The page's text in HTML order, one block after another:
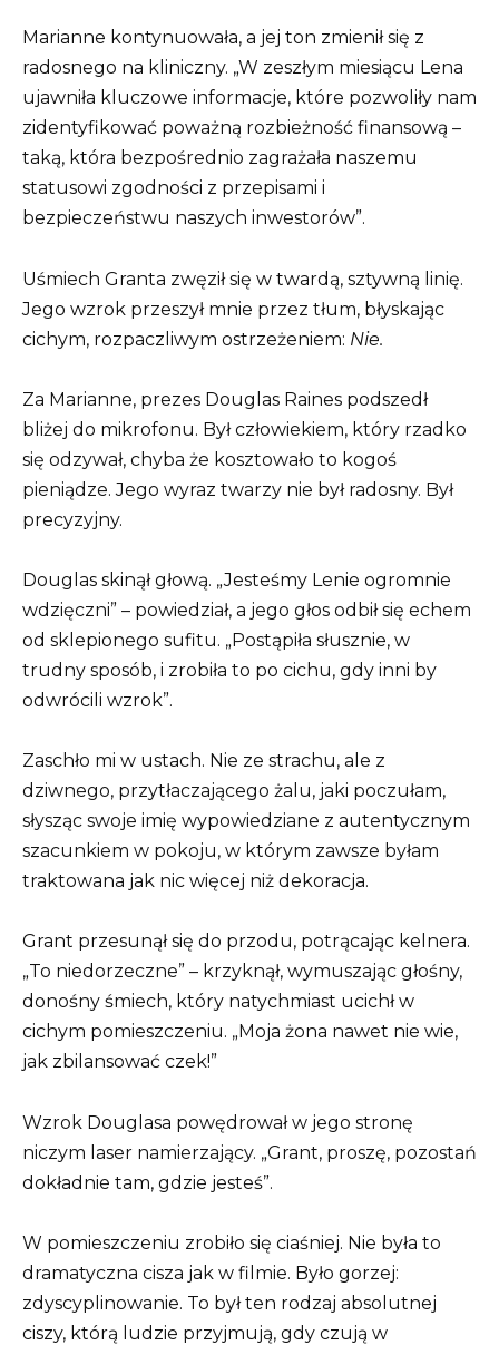
Marianne kontynuowała, a jej ton zmienił się z
radosnego na kliniczny. „W zeszłym miesiącu Lena
ujawniła kluczowe informacje, które pozwoliły nam
zidentyfikować poważną rozbieżność finansową –
taką, która bezpośrednio zagrażała naszemu
statusowi zgodności z przepisami i
bezpieczeństwu naszych inwestorów”.
Uśmiech Granta zwęził się w twardą, sztywną linię.
Jego wzrok przeszył mnie przez tłum, błyskając
cichym, rozpaczliwym ostrzeżeniem: Nie.
Za Marianne, prezes Douglas Raines podszedł
bliżej do mikrofonu. Był człowiekiem, który rzadko
się odzywał, chyba że kosztowało to kogoś
pieniądze. Jego wyraz twarzy nie był radosny. Był
precyzyjny.
Douglas skinął głową. „Jesteśmy Lenie ogromnie
wdzięczni” – powiedział, a jego głos odbił się echem
od sklepionego sufitu. „Postąpiła słusznie, w
trudny sposób, i zrobiła to po cichu, gdy inni by
odwrócili wzrok”.
Zaschło mi w ustach. Nie ze strachu, ale z
dziwnego, przytłaczającego żalu, jaki poczułam,
słysząc swoje imię wypowiedziane z autentycznym
szacunkiem w pokoju, w którym zawsze byłam
traktowana jak nic więcej niż dekoracja.
Grant przesunął się do przodu, potrącając kelnera.
„To niedorzeczne” – krzyknął, wymuszając głośny,
donośny śmiech, który natychmiast ucichł w
cichym pomieszczeniu. „Moja żona nawet nie wie,
jak zbilansować czek!”
Wzrok Douglasa powędrował w jego stronę
niczym laser namierzający. „Grant, proszę, pozostań
dokładnie tam, gdzie jesteś”.
W pomieszczeniu zrobiło się ciaśniej. Nie była to
dramatyczna cisza jak w filmie. Było gorzej:
zdyscyplinowanie. To był ten rodzaj absolutnej
ciszy, którą ludzie przyjmują, gdy czują w